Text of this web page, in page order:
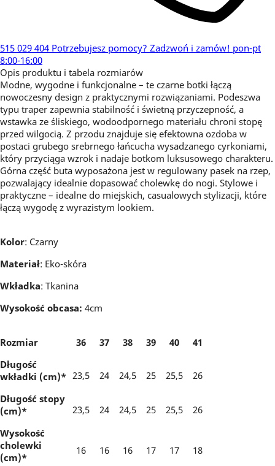
515 029 404 Potrzebujesz pomocy? Zadzwoń i zamów! pon-pt
8:00-16:00
Opis produktu i tabela rozmiarów
Modne, wygodne i funkcjonalne – te czarne botki łączą
nowoczesny design z praktycznymi rozwiązaniami. Podeszwa
typu traper zapewnia stabilność i świetną przyczepność, a
wstawka ze śliskiego, wodoodpornego materiału chroni stopę
przed wilgocią. Z przodu znajduje się efektowna ozdoba w
postaci grubego srebrnego łańcucha wysadzanego cyrkoniami,
który przyciąga wzrok i nadaje botkom luksusowego charakteru.
Górna część buta wyposażona jest w regulowany pasek na rzep,
pozwalający idealnie dopasować cholewkę do nogi. Stylowe i
praktyczne – idealne do miejskich, casualowych stylizacji, które
łączą wygodę z wyrazistym lookiem.
Kolor: Czarny
Materiał: Eko-skóra
Wkładka: Tkanina
Wysokość obcasa: 4cm
Rozmiar 36 37 38 39 40
41
Długość
wkładki (cm)* 23,5 24 24,5 25 25,5
26
Długość stopy
(cm)*
23,5 24 24,5 25 25,5
26
Wysokość
cholewki
(cm)*
16 16 16 17 17 18